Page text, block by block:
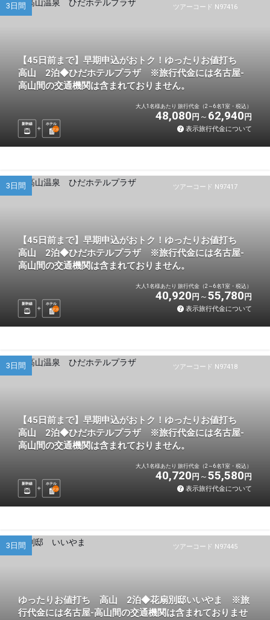
ツアーコード N97416
3日間
【45日前まで】早期申込がおトク！ゆったりお値打ち
高山 2泊◆ひだホテルプラザ ※旅行代金には名古屋-
高山間の交通機関は含まれておりません。
新幹線
ホテル
2泊
大人1名様あたり 旅行代金（2～6名1室・税込）
48,080 円 62,940 円
表示旅行代金について
ツアーコード N97417
3日間
【45日前まで】早期申込がおトク！ゆったりお値打ち
高山 2泊◆ひだホテルプラザ ※旅行代金には名古屋-
高山間の交通機関は含まれておりません。
新幹線
ホテル
2泊
大人1名様あたり 旅行代金（2～6名1室・税込）
40,920 円 55,780 円
表示旅行代金について
ツアーコード N97418
3日間
【45日前まで】早期申込がおトク！ゆったりお値打ち
高山 2泊◆ひだホテルプラザ ※旅行代金には名古屋-
高山間の交通機関は含まれておりません。
新幹線
ホテル
2泊
大人1名様あたり 旅行代金（2～6名1室・税込）
40,720 円 55,580 円
表示旅行代金について
ツアーコード N97445
3日間
ゆったりお値打ち 高山 2泊◆花扇別邸いいやま ※旅
行代金には名古屋-高山間の交通機関は含まれておりませ